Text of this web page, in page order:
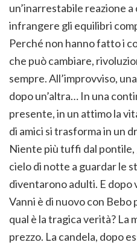
un’inarrestabile reazione
infrangere gli equilibri
Perché non hanno fatto i
che può cambiare,
sempre. All’improvviso,
dopo un’altra… In una
presente, in un attimo la
di amici si trasforma in un
Niente più tuffi dal
cielo di notte a guardar le
diventarono adulti. E dopo
Vanni è di nuovo con Bebo
qual è la tragica verità? La
prezzo. La candela, dopo